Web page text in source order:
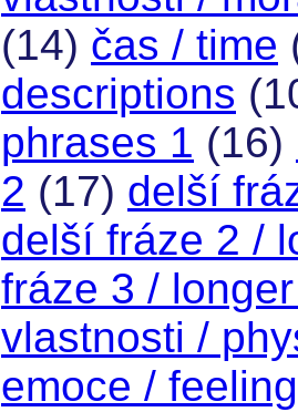
(14) čas / time
descriptions
phrases 1 (16)
2 (17) delší
delší fráze 2 /
fráze 3 /
vlastnosti /
emoce /